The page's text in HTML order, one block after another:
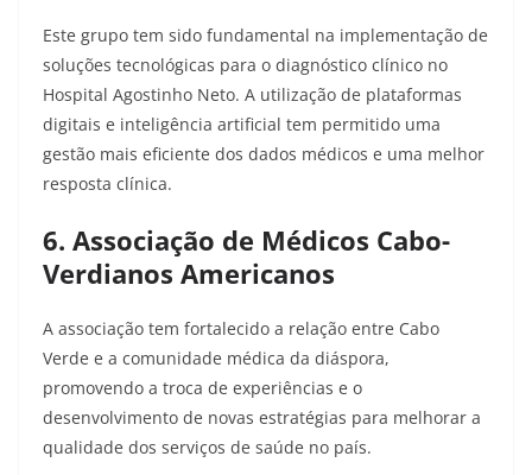
Este grupo tem sido fundamental na implementação de
soluções tecnológicas para o diagnóstico clínico no
Hospital Agostinho Neto. A utilização de plataformas
digitais e inteligência artificial tem permitido uma
gestão mais eficiente dos dados médicos e uma melhor
resposta clínica.​
6. Associação de Médicos Cabo-
Verdianos Americanos
A associação tem fortalecido a relação entre Cabo
Verde e a comunidade médica da diáspora,
promovendo a troca de experiências e o
desenvolvimento de novas estratégias para melhorar a
qualidade dos serviços de saúde no país.​